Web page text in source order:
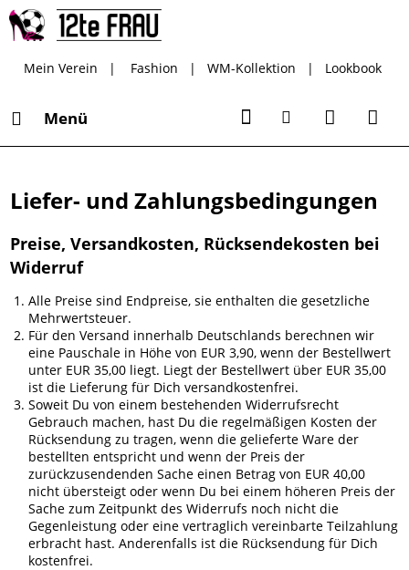
Mein Verein | Fashion | WM-Kollektion | Lookbook
Menü
Liefer- und Zahlungsbedingungen
Preise, Versandkosten, Rücksendekosten bei
Widerruf
Alle Preise sind Endpreise, sie enthalten die gesetzliche
Mehrwertsteuer.
Für den Versand innerhalb Deutschlands berechnen wir
eine Pauschale in Höhe von EUR 3,90, wenn der Bestellwert
unter EUR 35,00 liegt. Liegt der Bestellwert über EUR 35,00
ist die Lieferung für Dich versandkostenfrei.
Soweit Du von einem bestehenden Widerrufsrecht
Gebrauch machen, hast Du die regelmäßigen Kosten der
Rücksendung zu tragen, wenn die gelieferte Ware der
bestellten entspricht und wenn der Preis der
zurückzusendenden Sache einen Betrag von EUR 40,00
nicht übersteigt oder wenn Du bei einem höheren Preis der
Sache zum Zeitpunkt des Widerrufs noch nicht die
Gegenleistung oder eine vertraglich vereinbarte Teilzahlung
erbracht hast. Anderenfalls ist die Rücksendung für Dich
kostenfrei.